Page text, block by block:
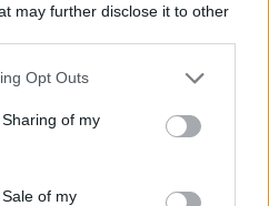
may further disclose it to other
Opt Outs
of my
of my
ο καθορισμός
θα μπορούσε να σας
να ελέγξετε